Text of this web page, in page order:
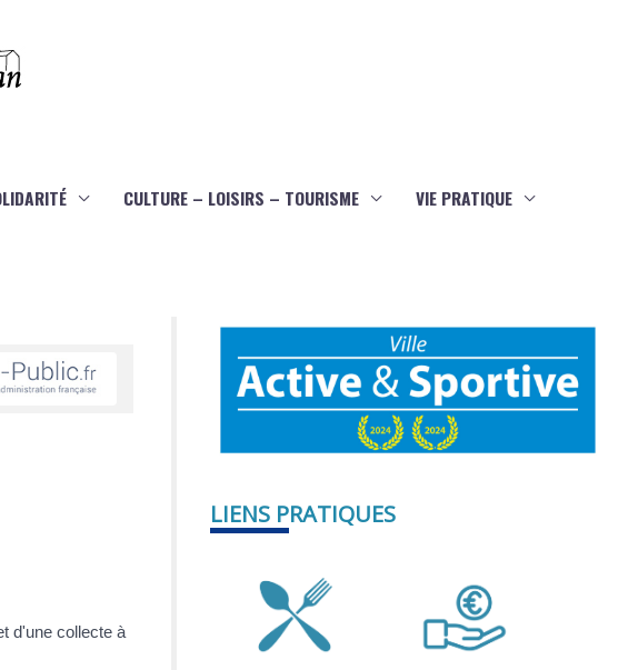
CULTURE – LOISIRS – TOURISME VIE PRATIQUE
d'une collecte à
LIENS PRATIQUES